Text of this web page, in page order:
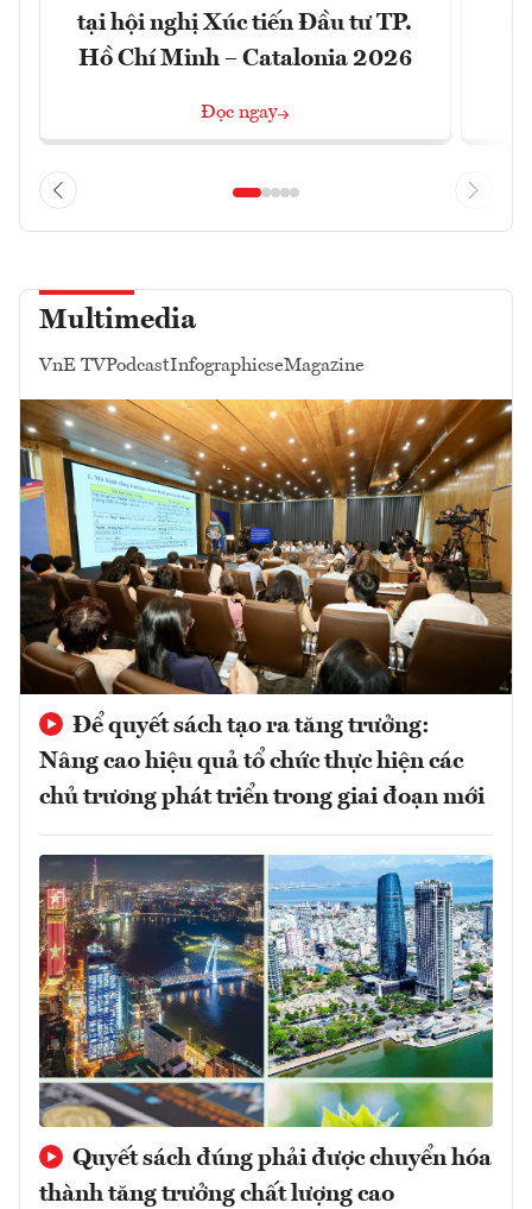
tại hội nghị Xúc tiến Đầu tư TP.
Hồ Chí Minh – Catalonia 2026
Đọc ngay
Multimedia
VnE TVPodcastInfographicseMagazine
Để quyết sách tạo ra tăng trưởng:
Nâng cao hiệu quả tổ chức thực hiện các
chủ trương phát triển trong giai đoạn mới
Quyết sách đúng phải được chuyển hóa
thành tăng trưởng chất lượng cao